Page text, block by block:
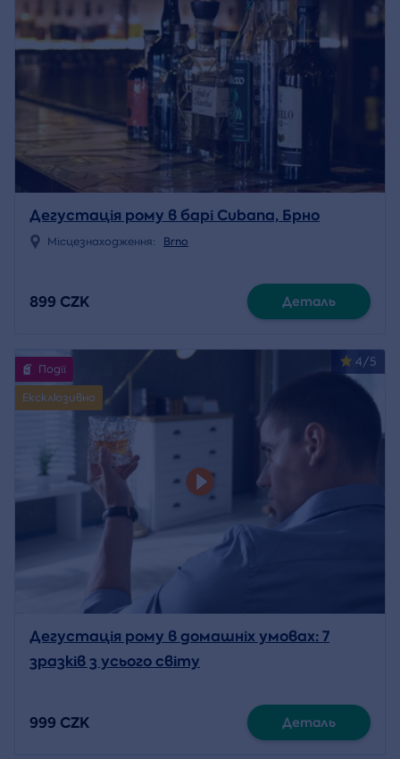
Дегустація рому в барі Cubana, Брно
Місцезнаходження: Brno
899 CZK Деталь
4/5
Події
Ексклюзивно
Дегустація рому в домашніх умовах: 7
зразків з усього світу
999 CZK Деталь